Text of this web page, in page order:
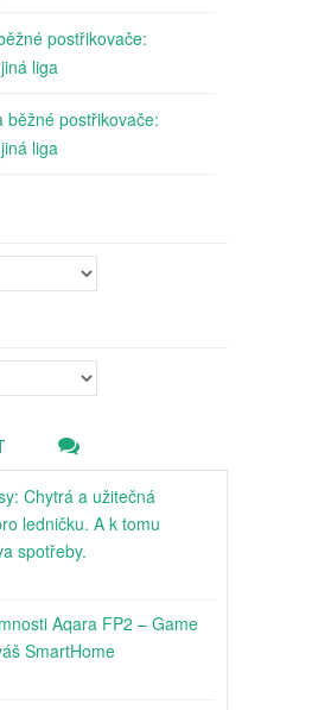
postřikovače:
liga
běžné postřikovače:
liga
Chytrá a užitečná
ledničku. A k tomu
spotřeby.
Aqara FP2 – Game
SmartHome